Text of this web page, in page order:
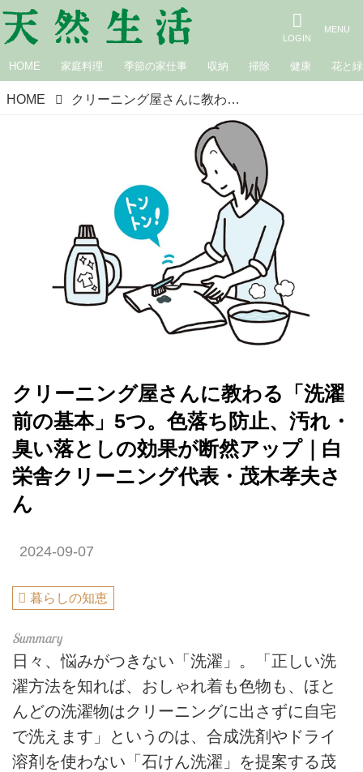
HOME 家庭料理 季節の家仕事 収納 掃除 健康 花と緑
HOME クリーニング屋さんに教わる「洗濯前の基本」5つ。色落ち防止、汚れ・臭い落としの効果が断然アップ｜白栄舎クリーニング代表・茂木孝夫さん
クリーニング屋さんに教わる「洗濯
前の基本」5つ。色落ち防止、汚れ・
臭い落としの効果が断然アップ｜白
栄舎クリーニング代表・茂木孝夫さ
ん
2024-09-07
暮らしの知恵
日々、悩みがつきない「洗濯」。「正しい洗
濯方法を知れば、おしゃれ着も色物も、ほと
んどの洗濯物はクリーニングに出さずに自宅
で洗えます」というのは、合成洗剤やドライ
溶剤を使わない「石けん洗濯」を提案する茂